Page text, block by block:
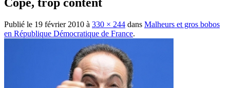
Publié le 19 février 2010 à 330 × 244 dans Malheurs et gros bobos
en République Démocratique de France.